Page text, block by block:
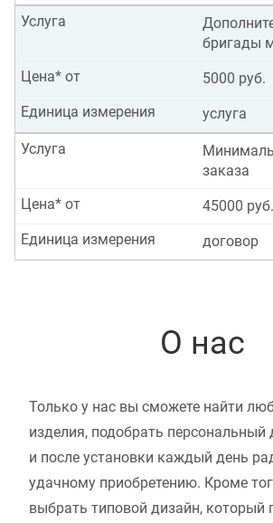
бригады
Услуга
5000 руб.
Цена* от
услуга
Единица измерения
заказа
Услуга
45000 руб.
Цена* от
договор
Единица измерения
О нас
Только у нас вы сможете найти
изделия, подобрать персональный
и после установки каждый день
удачному приобретению. Кроме
выбрать типовой дизайн, который